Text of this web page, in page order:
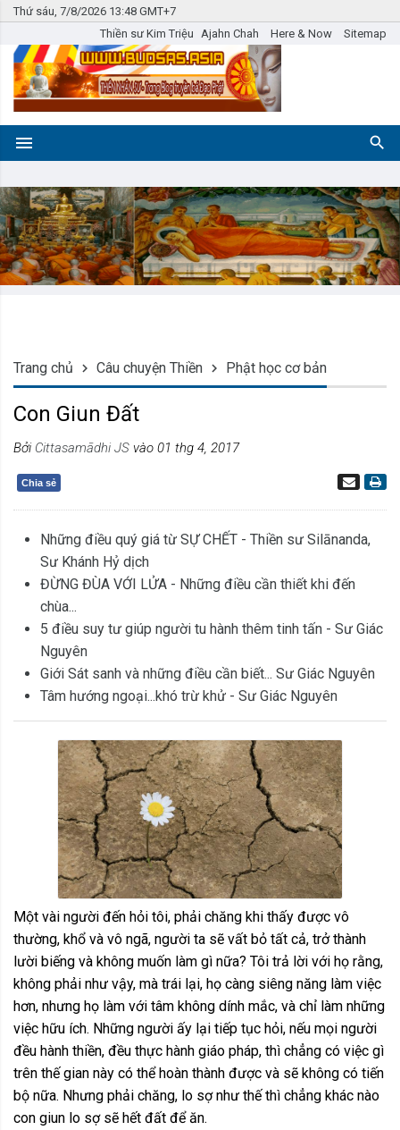
Thứ sáu, 7/8/2026 13:48 GMT+7
Thiền sư Kim Triệu Ajahn Chah Here & Now Sitemap
Trang chủ Câu chuyện Thiền Phật học cơ bản
Con Giun Đất
Bởi Cittasamādhi JS vào 01 thg 4, 2017
Chia sẻ
Những điều quý giá từ SỰ CHẾT - Thiền sư Silānanda,
Sư Khánh Hỷ dịch
ĐỪNG ĐÙA VỚI LỬA - Những điều cần thiết khi đến
chùa...
5 điều suy tư giúp người tu hành thêm tinh tấn - Sư Giác
Nguyên
Giới Sát sanh và những điều cần biết... Sư Giác Nguyên
Tâm hướng ngoại...khó trừ khử - Sư Giác Nguyên
Một vài người đến hỏi tôi, phải chăng khi thấy được vô
thường, khổ và vô ngã, người ta sẽ vất bỏ tất cả, trở thành
lười biếng và không muốn làm gì nữa? Tôi trả lời với họ rằng,
không phải như vậy, mà trái lại, họ càng siêng năng làm việc
hơn, nhưng họ làm với tâm không dính mắc, và chỉ làm những
việc hữu ích. Những người ấy lại tiếp tục hỏi, nếu mọi người
đều hành thiền, đều thực hành giáo pháp, thì chẳng có việc gì
trên thế gian này có thể hoàn thành được và sẽ không có tiến
bộ nữa. Nhưng phải chăng, lo sợ như thế thì chẳng khác nào
con giun lo sợ sẽ hết đất để ăn.